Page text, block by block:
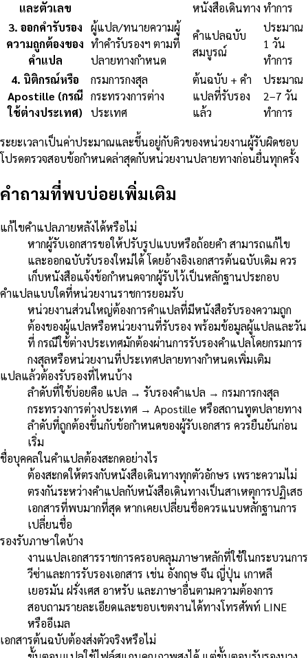
และตัวเลข หนังสือเดินทาง ทำการ
3. ออกคำรับรอง
ความถูกต้องของ
คำแปล
ผู้แปล/ทนายความผู้
ทำคำรับรองฯ ตามที่
ปลายทางกำหนด
คำแปลฉบับ
สมบูรณ์
ประมาณ
1 วัน
ทำการ
4. นิติกรณ์หรือ
Apostille (กรณี
ใช้ต่างประเทศ)
กรมการกงสุล
กระทรวงการต่าง
ประเทศ
ต้นฉบับ + คำ
แปลที่รับรอง
แล้ว
ประมาณ
2–7 วัน
ทำการ
ระยะเวลาเป็นค่าประมาณและขึ้นอยู่กับคิวของหน่วยงานผู้รับผิดชอบ
โปรดตรวจสอบข้อกำหนดล่าสุดกับหน่วยงานปลายทางก่อนยื่นทุกครั้ง
คำถามที่พบบ่อยเพิ่มเติม
แก้ไขคำแปลภายหลังได้หรือไม่
หากผู้รับเอกสารขอให้ปรับรูปแบบหรือถ้อยคำ สามารถแก้ไข
และออกฉบับรับรองใหม่ได้ โดยอ้างอิงเอกสารต้นฉบับเดิม ควร
เก็บหนังสือแจ้งข้อกำหนดจากผู้รับไว้เป็นหลักฐานประกอบ
คำแปลแบบใดที่หน่วยงานราชการยอมรับ
หน่วยงานส่วนใหญ่ต้องการคำแปลที่มีหนังสือรับรองความถูก
ต้องของผู้แปลหรือหน่วยงานที่รับรอง พร้อมข้อมูลผู้แปลและวัน
ที่ กรณีใช้ต่างประเทศมักต้องผ่านการรับรองคำแปลโดยกรมการ
กงสุลหรือหน่วยงานที่ประเทศปลายทางกำหนดเพิ่มเติม
แปลแล้วต้องรับรองที่ไหนบ้าง
ลำดับที่ใช้บ่อยคือ แปล → รับรองคำแปล → กรมการกงสุล
กระทรวงการต่างประเทศ → Apostille หรือสถานทูตปลายทาง
ลำดับที่ถูกต้องขึ้นกับข้อกำหนดของผู้รับเอกสาร ควรยืนยันก่อน
เริ่ม
ชื่อบุคคลในคำแปลต้องสะกดอย่างไร
ต้องสะกดให้ตรงกับหนังสือเดินทางทุกตัวอักษร เพราะความไม่
ตรงกันระหว่างคำแปลกับหนังสือเดินทางเป็นสาเหตุการปฏิเสธ
เอกสารที่พบมากที่สุด หากเคยเปลี่ยนชื่อควรแนบหลักฐานการ
เปลี่ยนชื่อ
รองรับภาษาใดบ้าง
งานแปลเอกสารราชการครอบคลุมภาษาหลักที่ใช้ในกระบวนการ
วีซ่าและการรับรองเอกสาร เช่น อังกฤษ จีน ญี่ปุ่น เกาหลี
เยอรมัน ฝรั่งเศส อาหรับ และภาษาอื่นตามความต้องการ
สอบถามรายละเอียดและขอบเขตงานได้ทางโทรศัพท์ LINE
หรืออีเมล
เอกสารต้นฉบับต้องส่งตัวจริงหรือไม่